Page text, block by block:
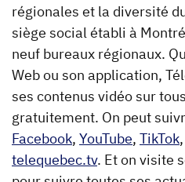
régionales et la diversité
siège social établi à
neuf bureaux régionaux.
Web ou son application,
ses contenus vidéo sur
gratuitement. On peut
Facebook, YouTube, TikTok,
telequebec.tv. Et on visite